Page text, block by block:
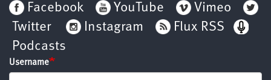
Facebook
YouTube
Vimeo
Twitter
Instagram
Flux RSS
Podcasts
Username